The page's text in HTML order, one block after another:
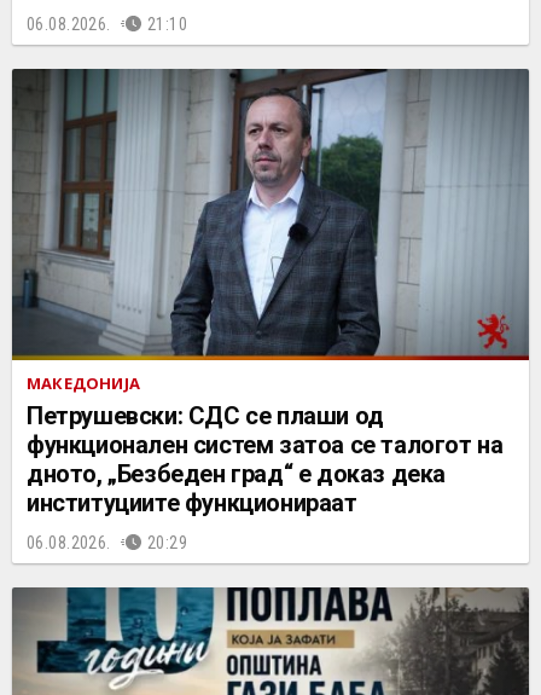
06.08.2026. 21:10
МАКЕДОНИЈА
Петрушевски: СДС се плаши од
функционален систем затоа се талогот на
дното, „Безбеден град“ е доказ дека
институциите функционираат
06.08.2026. 20:29